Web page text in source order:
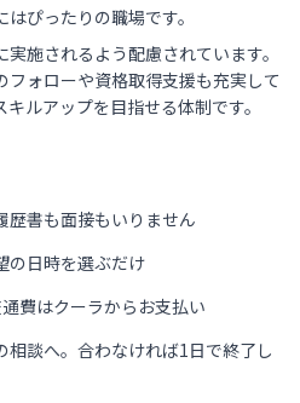
ぴったりの職場です。
施されるよう配慮されています。
フォローや資格取得支援も充実して
ルアップを目指せる体制です。
歴書も面接もいりません
の日時を選ぶだけ
費はクーラからお支払い
相談へ。合わなければ1日で終了し